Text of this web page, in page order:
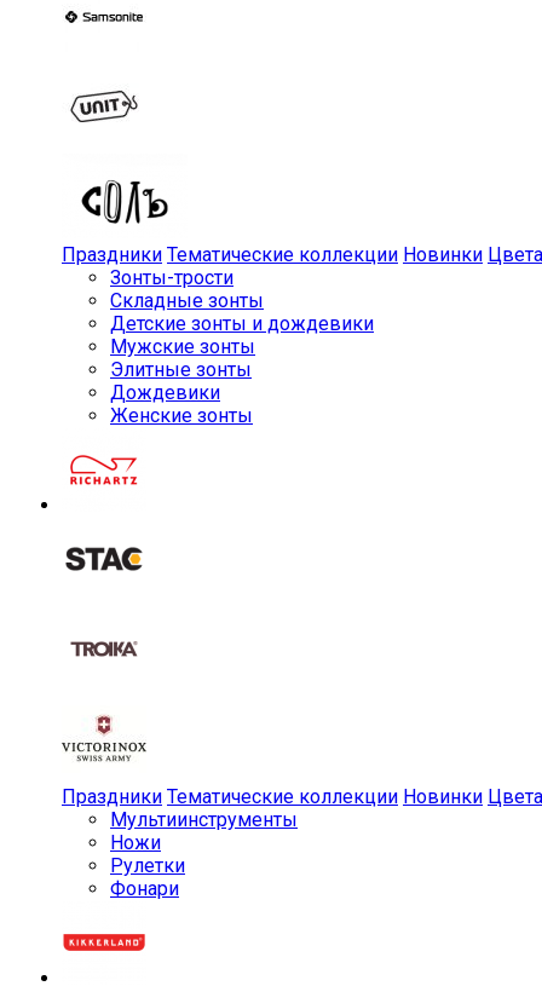
Праздники Тематические коллекции Новинки Цвета
Зонты-трости
Складные зонты
Детские зонты и дождевики
Мужские зонты
Элитные зонты
Дождевики
Женские зонты
Праздники Тематические коллекции Новинки Цвета
Мульти­инструменты
Ножи
Рулетки
Фонари